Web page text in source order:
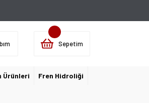
Sepetim
Ürünleri Fren Hidroliği